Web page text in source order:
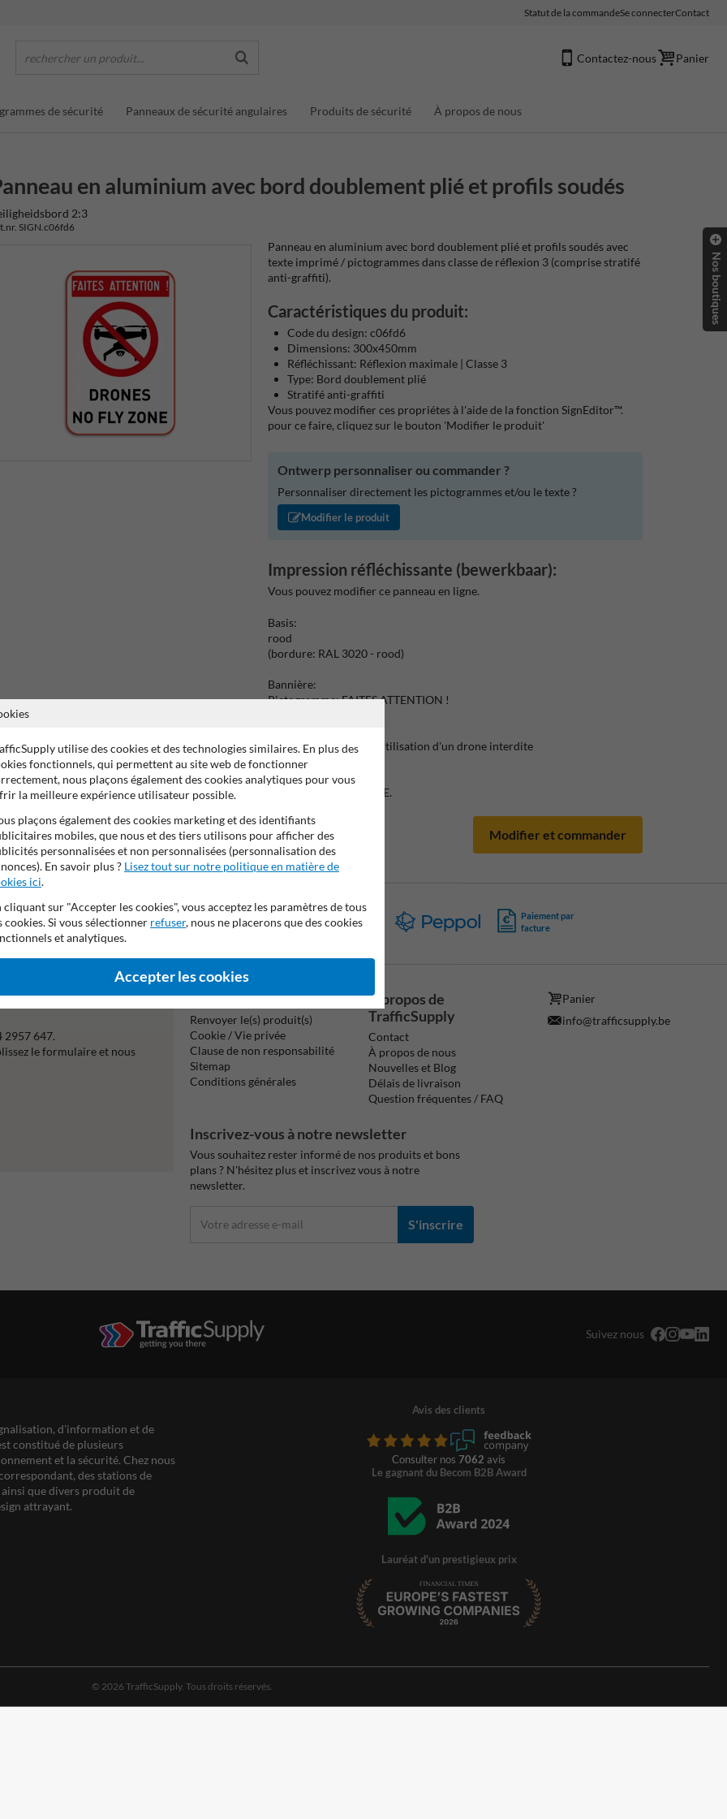
Statut de la commandeSe connecterContact
rechercher un produit... Contactez-nous Panier
de sécurité Panneaux de sécurité angulaires Produits de sécurité À propos de nous
en aluminium avec bord doublement plié et profils soudés
2:3
SIGN.c06fd6
Panneau en aluminium avec bord doublement plié et profils soudés avec
texte imprimé / pictogrammes dans classe de réflexion 3 (comprise stratifé
anti-graffiti).
Caractéristiques du produit:
Code du design: c06fd6
Dimensions: 300x450mm
Réfléchissant: Réflexion maximale | Classe 3
Type: Bord doublement plié
Stratifé anti-graffiti
Vous pouvez modifier ces propriétes à l'aide de la fonction SignEditor™.
pour ce faire, cliquez sur le bouton 'Modifier le produit'
Ontwerp personnaliser ou commander ?
Personnaliser directement les pictogrammes et/ou le texte ?
Modifier le produit
Impression réfléchissante (bewerkbaar):
Vous pouvez modifier ce panneau en ligne.
Basis:
rood
(bordure: RAL 3020 - rood)
Bannière:
Pictogramme: FAITES ATTENTION !
Pictogramme: B023 - Utilisation d'un drone interdite
Zone de texte:
DRONES NO FLY ZONE.
Modifier et commander
bancaire SEPA
Paiement par
facture
2957 647.
le formulaire et nous
Information
Renvoyer le(s) produit(s)
Cookie / Vie privée
Clause de non responsabilité
Sitemap
Conditions générales
À propos de
TrafficSupply
Contact
À propos de nous
Nouvelles et Blog
Délais de livraison
Question fréquentes / FAQ
Panier
info@trafficsupply.be
Inscrivez-vous à notre newsletter
Vous souhaitez rester informé de nos produits et bons
plans ? N'hésitez plus et inscrivez vous à notre
newsletter.
S'inscrire
Suivez nous
d'information et de
constitué de plusieurs
et la sécurité. Chez nous
des stations de
que divers produit de
attrayant.
Avis des clients
Consulter nos 7062 avis
Le gagnant du Becom B2B Award
Lauréat d'un prestigieux prix
© 2026 TrafficSupply. Tous droits réservés.
Nos boutiques
utilise des cookies et des technologies similaires. En plus des
fonctionnels, qui permettent au site web de fonctionner
nous plaçons également des cookies analytiques pour vous
la meilleure expérience utilisateur possible.
plaçons également des cookies marketing et des identifiants
mobiles, que nous et des tiers utilisons pour afficher des
personnalisées et non personnalisées (personnalisation des
En savoir plus ? Lisez tout sur notre politique en matière de
ici.
cliquant sur "Accepter les cookies", vous acceptez les paramètres de tous
cookies. Si vous sélectionner refuser, nous ne placerons que des cookies
et analytiques.
Accepter les cookies